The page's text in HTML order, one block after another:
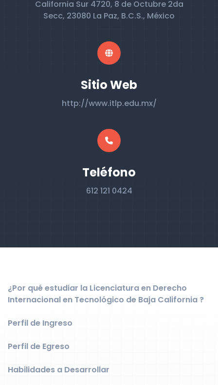
California Sur 4720, 8 de Octubre 2da
Secc, 23080 La Paz, B.C.S., México
Sitio Web
http://www.itlp.edu.mx/
Teléfono
612 121 0424
¿Por qué estudiar la Licenciatura en Derecho
Internacional en Tecnológico de Baja California ?
Perfil de Ingreso
Perfil de Egreso
Habilidades a Desarrollar